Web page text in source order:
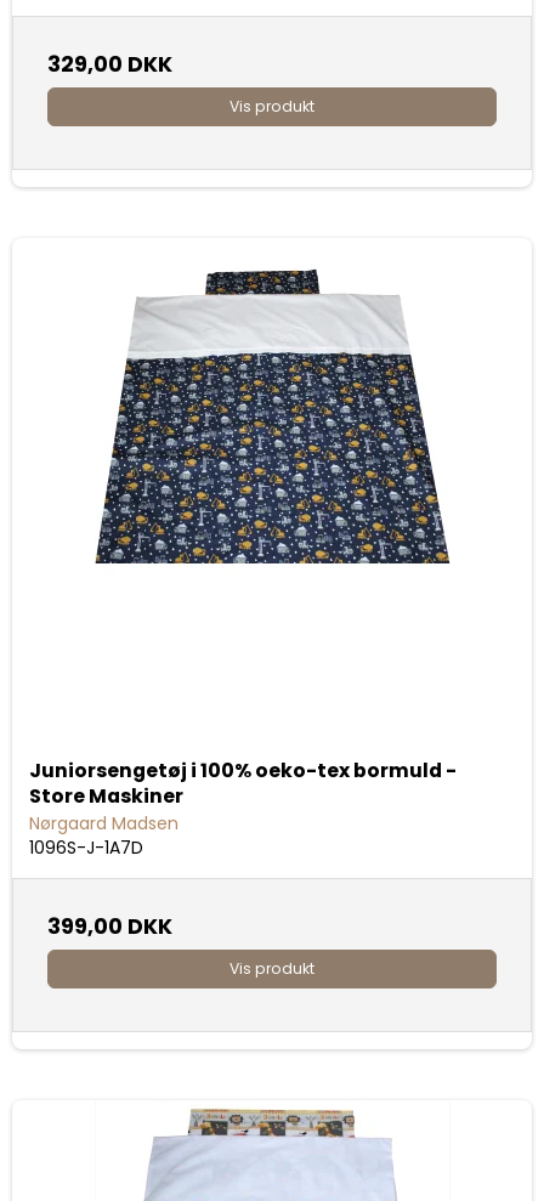
329,00 DKK
Vis produkt
Juniorsengetøj i 100% oeko-tex bormuld -
Store Maskiner
Nørgaard Madsen
1096S-J-1A7D
399,00 DKK
Vis produkt